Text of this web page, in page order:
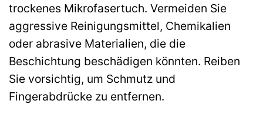
trockenes Mikrofasertuch. Vermeiden Sie
aggressive Reinigungsmittel, Chemikalien
oder abrasive Materialien, die die
Beschichtung beschädigen könnten. Reiben
Sie vorsichtig, um Schmutz und
Fingerabdrücke zu entfernen.